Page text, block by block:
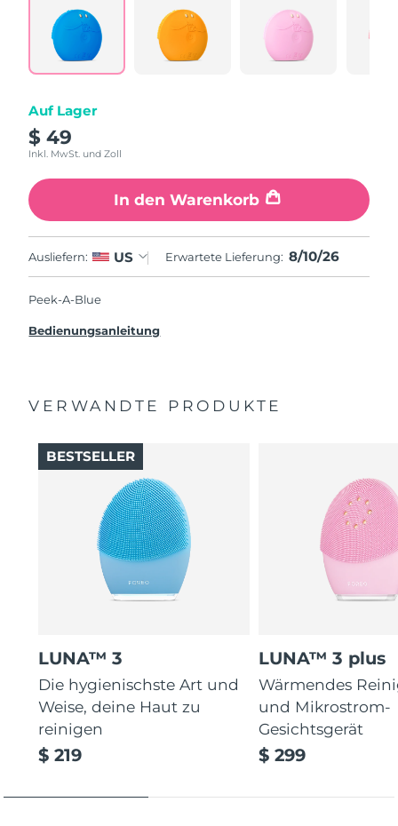
Auf Lager
$ 49
Inkl. MwSt. und Zoll
In den Warenkorb
Ausliefern: US Erwartete Lieferung: 8/10/26
Peek-A-Blue
Bedienungsanleitung
VERWANDTE PRODUKTE
LUNA™ 3
Die hygienischste Art und
Weise, deine Haut zu
reinigen
$ 219
BESTSELLER
LUNA™ 3 plus
Wärmendes
und Mikrostrom-
Gesichtsgerät
$ 299